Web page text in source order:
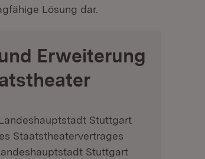
Lösung dar.
Erweiterung
Stuttgart
Staatstheatervertrages
Stuttgart